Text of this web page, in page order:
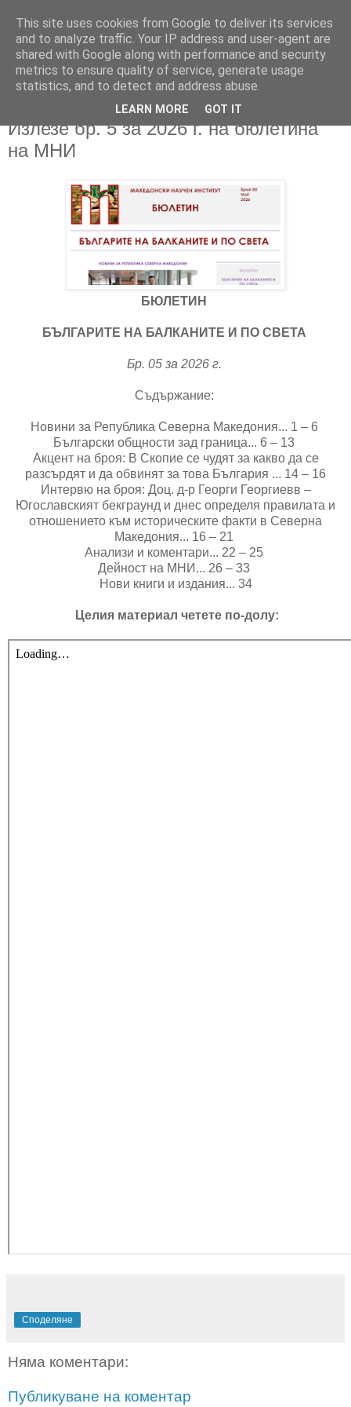
Излезе бр. 5 за 2026 г. на бюлетина
на МНИ
БЮЛЕТИН
БЪЛГАРИТЕ НА БАЛКАНИТЕ И ПО СВЕТА
Бр. 05 за 2026 г.
Съдържание:
Новини за Република Северна Македония... 1 – 6
Български общности зад граница... 6 – 13
Акцент на броя: В Скопие се чудят за какво да се
разсърдят и да обвинят за това България ... 14 – 16
Интервю на броя: Доц. д-р Георги Георгиевв –
Югославският бекграунд и днес определя правилата и
отношението към историческите факти в Северна
Македония... 16 – 21
Анализи и коментари... 22 – 25
Дейност на МНИ... 26 – 33
Нови книги и издания... 34
Целия материал четете по-долу:
Споделяне
Няма коментари:
Публикуване на коментар
This site uses cookies from Google to deliver its services
and to analyze traffic. Your IP address and user-agent are
shared with Google along with performance and security
metrics to ensure quality of service, generate usage
statistics, and to detect and address abuse.
LEARN MORE GOT IT